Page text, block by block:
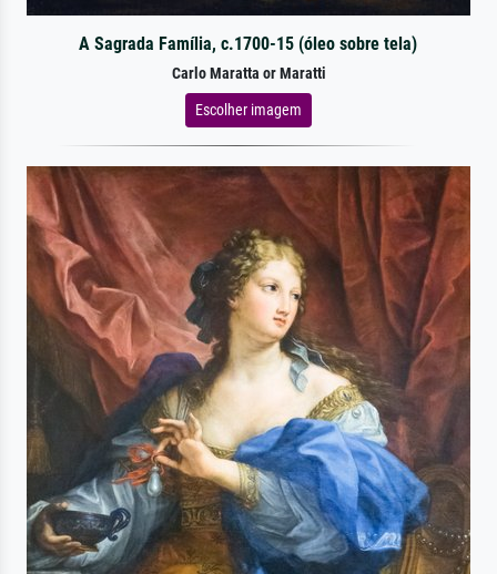
A Sagrada Família, c.1700-15 (óleo sobre tela)
Carlo Maratta or Maratti
Escolher imagem